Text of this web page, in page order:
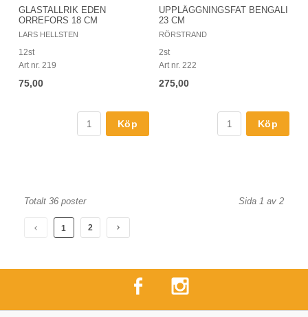
GLASTALLRIK EDEN
ORREFORS 18 CM
LARS HELLSTEN
12st
Art nr. 219
75,00
Köp
UPPLÄGGNINGSFAT BENGALI
23 CM
RÖRSTRAND
2st
Art nr. 222
275,00
Köp
Totalt 36 poster Sida 1 av 2
1 2